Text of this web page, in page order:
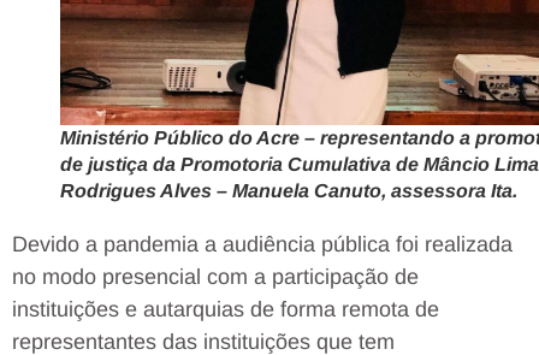
Ministério Público do Acre – representando a
de justiça da Promotoria Cumulativa de Mâncio
Rodrigues Alves – Manuela Canuto, assessora Ita.
Devido a pandemia a audiência pública foi realizada
no modo presencial com a participação de
instituições e autarquias de forma remota de
representantes das instituições que tem